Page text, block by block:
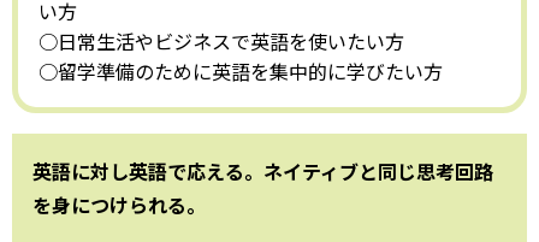
い方
○日常生活やビジネスで英語を使いたい方
○留学準備のために英語を集中的に学びたい方
英語に対し英語で応える。ネイティブと同じ思考回路
を身につけられる。